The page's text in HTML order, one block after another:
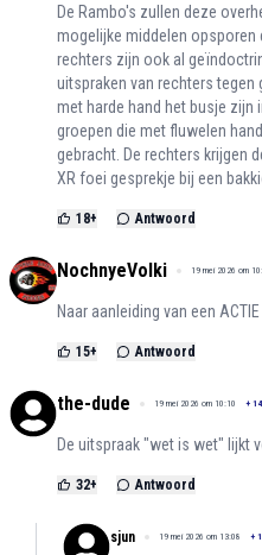
De Rambo's zullen deze
mogelijke middelen opsporen
rechters zijn ook al
uitspraken van rechters tegen
met harde hand het busje zijn
groepen die met fluwelen
gebracht. De rechters krijgen
XR foei gesprekje bij een
18+ Antwoord
NochnyeVolki 19 mei 2026 om
Naar aanleiding van een
15+ Antwoord
the-dude 19 mei 2026 om 10:10 +
De uitspraak "wet is wet" lijkt
32+ Antwoord
sjun 19 mei 2026 om 13:08 +